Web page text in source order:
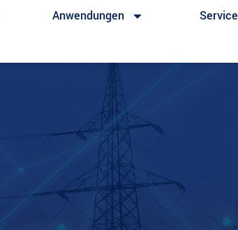
Anwendungen Service